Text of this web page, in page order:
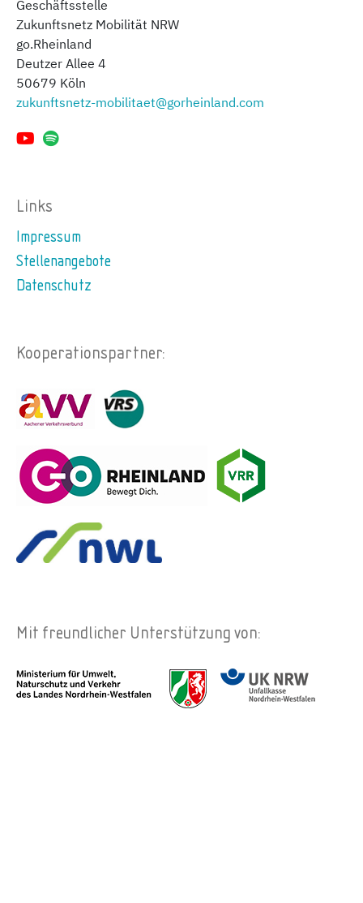
Geschäftsstelle
Zukunftsnetz Mobilität NRW
go.Rheinland
Deutzer Allee 4
50679 Köln
zukunftsnetz-mobilitaet@gorheinland.com
Links
Impressum
Stellenangebote
Datenschutz
Kooperationspartner:
Mit freundlicher Unterstützung von: